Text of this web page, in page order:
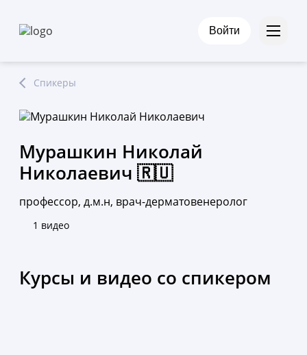
Войти
Спикеры
Мурашкин Николай
Николаевич 🇷🇺
профессор, д.м.н, врач-дерматовенеролог
1 видео
Курсы и видео со спикером